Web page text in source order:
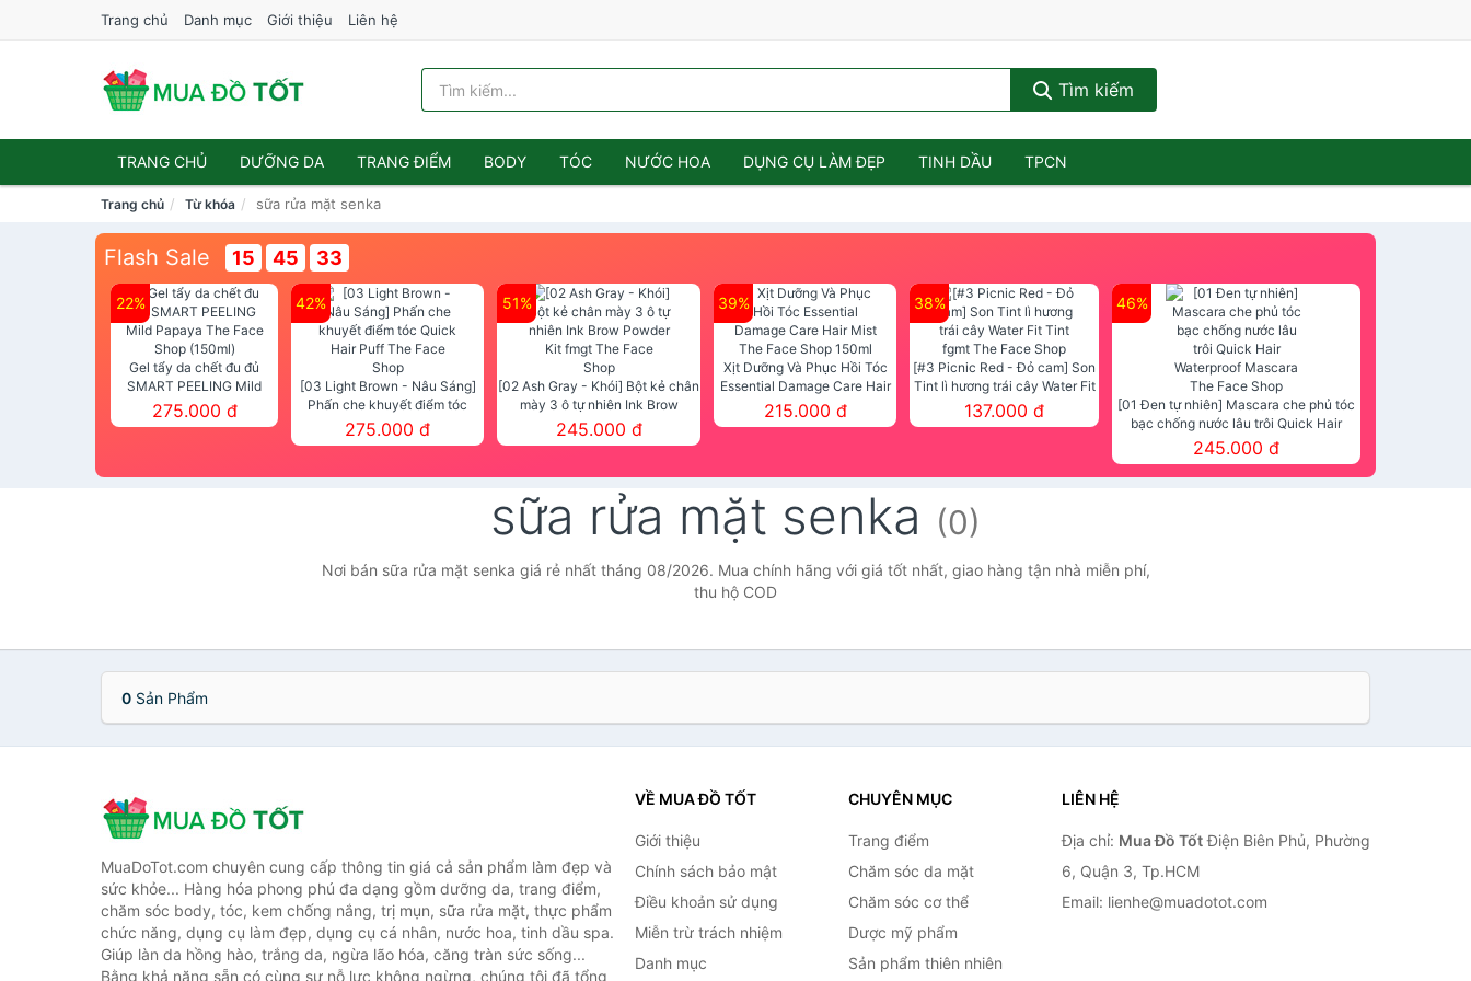
Trang chủ Danh mục Giới thiệu Liên hệ
Tìm kiếm
TRANG CHỦ DƯỠNG DA TRANG ĐIỂM BODY TÓC NƯỚC HOA DỤNG CỤ LÀM ĐẸP TINH DẦU TPCN
Trang chủ Từ khóa sữa rửa mặt senka
Flash Sale 15 45 33
22%
Gel tẩy da chết đu đủ
SMART PEELING Mild
Papaya The Face Shop
(150ml)
275.000 đ
42%
[03 Light Brown - Nâu Sáng]
Phấn che khuyết điểm tóc
Quick Hair Puff The Face Shop
275.000 đ
51%
[02 Ash Gray - Khói] Bột kẻ chân
mày 3 ô tự nhiên Ink Brow
Powder Kit fmgt The Face Shop
245.000 đ
39%
Xịt Dưỡng Và Phục Hồi Tóc
Essential Damage Care Hair
Mist The Face Shop 150ml
215.000 đ
38%
[#3 Picnic Red - Đỏ cam] Son
Tint lì hương trái cây Water Fit
Tint fgmt The Face Shop
137.000 đ
46%
[01 Đen tự nhiên] Mascara che phủ tóc
bạc chống nước lâu trôi Quick Hair
Waterproof Mascara The Face Shop
245.000 đ
sữa rửa mặt senka (0)
Nơi bán sữa rửa mặt senka giá rẻ nhất tháng 08/2026. Mua chính hãng với giá tốt nhất, giao hàng tận nhà miễn phí,
thu hộ COD
0 Sản Phẩm
MuaDoTot.com chuyên cung cấp thông tin giá cả sản phẩm làm đẹp và
sức khỏe... Hàng hóa phong phú đa dạng gồm dưỡng da, trang điểm,
chăm sóc body, tóc, kem chống nắng, trị mụn, sữa rửa mặt, thực phẩm
chức năng, dụng cụ làm đẹp, dụng cụ cá nhân, nước hoa, tinh dầu spa.
Giúp làn da hồng hào, trắng da, ngừa lão hóa, căng tràn sức sống...
Bằng khả năng sẵn có cùng sự nỗ lực không ngừng, chúng tôi đã tổng
VỀ MUA ĐỒ TỐT
Giới thiệu
Chính sách bảo mật
Điều khoản sử dụng
Miễn trừ trách nhiệm
Danh mục
CHUYÊN MỤC
Trang điểm
Chăm sóc da mặt
Chăm sóc cơ thể
Dược mỹ phẩm
Sản phẩm thiên nhiên
LIÊN HỆ
Địa chỉ: Mua Đồ TốtĐiện Biên Phủ, Phường
6, Quận 3, Tp.HCM
Email: lienhe@muadotot.com